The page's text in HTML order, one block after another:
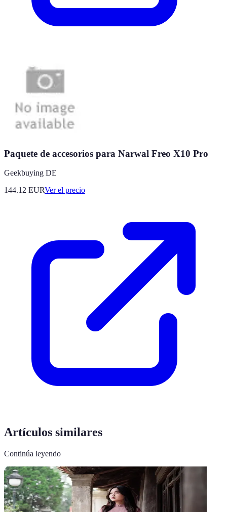
Paquete de accesorios para Narwal Freo X10 Pro
Geekbuying DE
144.12 EURVer el precio
Artículos similares
Continúa leyendo